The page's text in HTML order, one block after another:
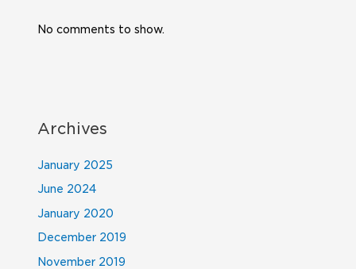
No comments to show.
Archives
January 2025
June 2024
January 2020
December 2019
November 2019